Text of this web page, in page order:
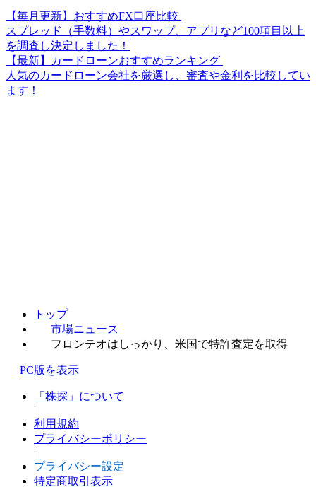
【毎月更新】おすすめFX口座比較
スプレッド（手数料）やスワップ、アプリなど100項目以上
を調査し決定しました！
【最新】カードローンおすすめランキング
人気のカードローン会社を厳選し、審査や金利を比較してい
ます！
トップ
市場ニュース
フロンテオはしっかり、米国で特許査定を取得
PC版を表示
「株探」について
|
利用規約
プライバシーポリシー
|
プライバシー設定
特定商取引表示